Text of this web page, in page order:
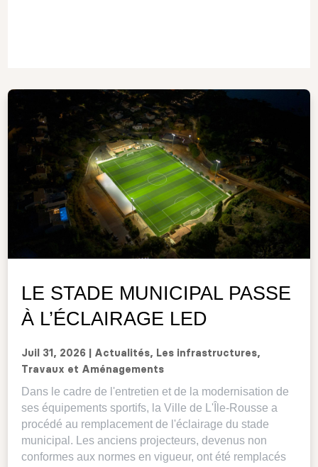
LE STADE MUNICIPAL PASSE
À L’ÉCLAIRAGE LED
Juil 31, 2026 Actualités, Les infrastructures,
Travaux et Aménagements
Dans le cadre de l'entretien et de la modernisation de
ses équipements sportifs, la Ville de L'Île-Rousse a
procédé au remplacement de l'éclairage du stade
municipal. Les anciens projecteurs, devenus non
conformes aux normes en vigueur, ont été remplacés